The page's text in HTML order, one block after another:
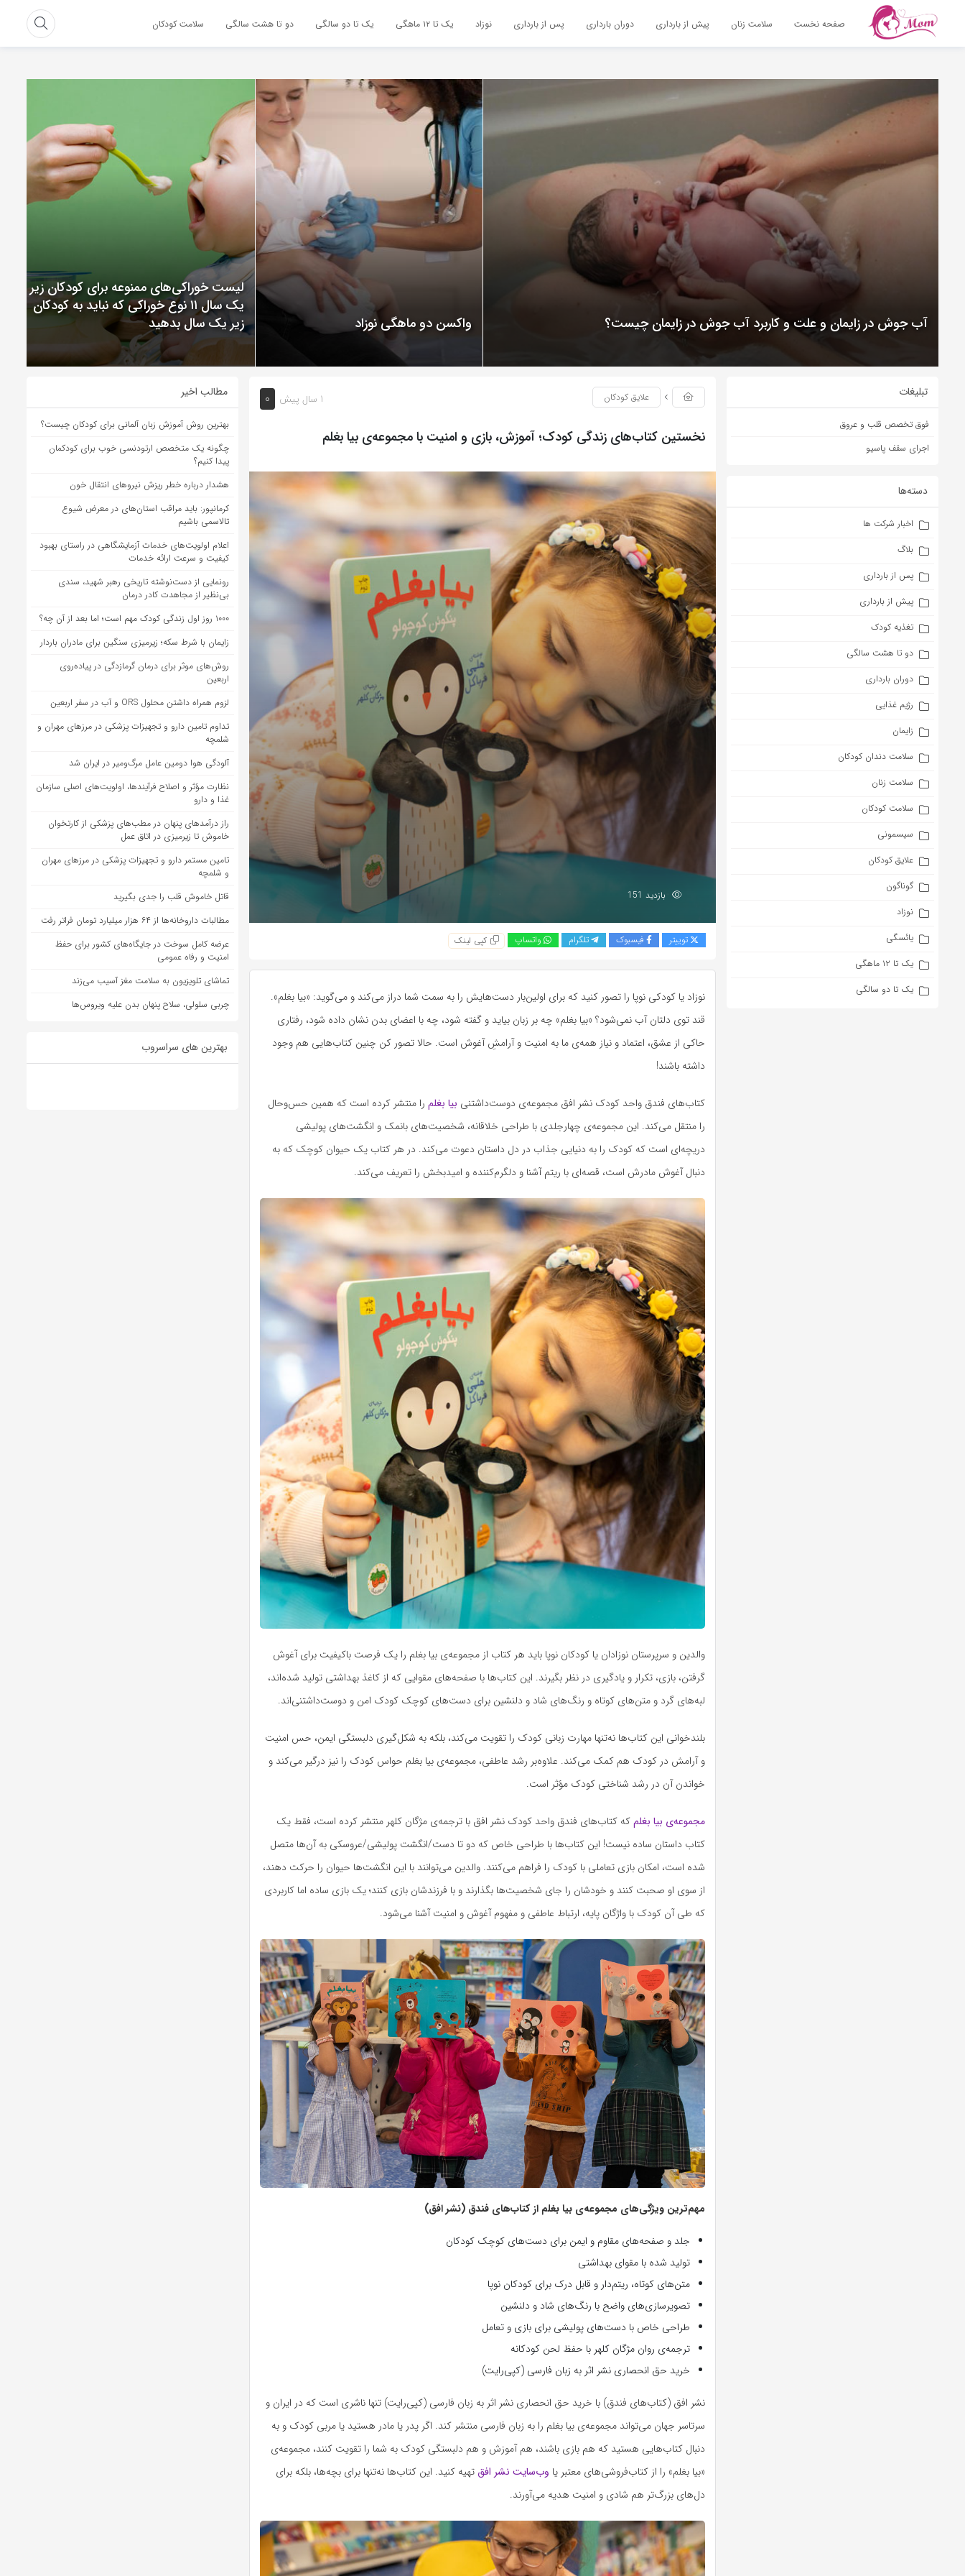
صفحه نخست سلامت زنان پیش از بارداری دوران بارداری پس از بارداری نوزاد یک تا ۱۲ ماهگی یک تا دو سالگی دو تا هشت سالگی سلامت کودکان
آب جوش در زایمان و علت و کاربرد آب جوش در زایمان چیست؟ واکسن دو ماهگی نوزاد
لیست خوراکی‌های ممنوعه برای کودکان زیر
یک سال ۱۱ نوع خوراکی که نباید به کودکان
زیر یک سال بدهید
تبلیغات
فوق تخصص قلب و عروق
اجرای سقف پاسیو
دسته‌ها
اخبار شرکت ها
بلاگ
پس از بارداری
پیش از بارداری
تغذیه کودک
دو تا هشت سالگی
دوران بارداری
رژیم غذایی
زایمان
سلامت دندان کودکان
سلامت زنان
سلامت کودکان
سیسمونی
علایق کودکان
گوناگون
نوزاد
یائسگی
یک تا ۱۲ ماهگی
یک تا دو سالگی
1 سال پیش ۰ علایق کودکان
نخستین کتاب‌های زندگی کودک؛ آموزش، بازی و امنیت با مجموعه‌ی بیا بغلم
بازدید 151
توییتر فیسبوک تلگرام واتساپ کپی لینک
نوزاد یا کودکی نوپا را تصور کنید که برای اولین‌بار دست‌هایش را به سمت شما دراز می‌کند و می‌گوید: «بیا بغلم».
قند توی دلتان آب نمی‌شود؟ «بیا بغلم» چه بر زبان بیاید و گفته شود، چه با اعضای بدن نشان داده شود، رفتاری
حاکی از عشق، اعتماد و نیاز همه‌ی ما به امنیت و آرامشِ آغوش است. حالا تصور کن چنین کتاب‌هایی هم وجود
داشته باشند!
کتاب‌های فندق واحد کودک نشر افق مجموعه‌ی دوست‌داشتنی بیا بغلم را منتشر کرده است که همین حس‌وحال
را منتقل می‌کند. این مجموعه‌ی چهارجلدی با طراحی خلاقانه، شخصیت‌های بانمک و انگشت‌های پولیشی
دریچه‌ای است که کودک را به دنیایی جذاب در دل داستان دعوت می‌کند. در هر کتاب یک حیوان کوچک که به
دنبال آغوش مادرش است، قصه‌ای با ریتم آشنا و دلگرم‌کننده و امیدبخش را تعریف می‌‌کند.
والدین و سرپرستان نوزادان یا کودکان نوپا باید هر کتاب از مجموعه‌ی بیا بغلم را یک فرصت باکیفیت برای آغوش
گرفتن، بازی، تکرار و یادگیری در نظر بگیرند. این کتاب‌ها با صفحه‌های مقوایی که از کاغذ بهداشتی تولید شده‌اند،
لبه‌های گرد و متن‌های کوتاه و رنگ‌های شاد و دلنشین برای دست‌های کوچک کودک امن و دوست‌داشتنی‌اند.
بلندخوانی این کتاب‌ها نه‌تنها مهارت زبانی کودک را تقویت می‌کند، بلکه به شکل‌گیری دلبستگی ایمن، حس امنیت
و آرامش در کودک هم کمک می‌کند. علاوه‌بر رشد عاطفی، مجموعه‌ی بیا بغلم حواس کودک را نیز درگیر می‌کند و
خواندن آن در رشد شناختی کودک مؤثر است.
مجموعه‌ی بیا بغلمکه کتاب‌های فندق واحد کودک نشر افق با ترجمه‌ی مژگان کلهر منتشر کرده است، فقط یک
کتاب داستان ساده نیست! این کتاب‌ها با طراحی خاص که دو تا دست/انگشت پولیشی/‌عروسکی به آن‌ها متصل
شده است، امکان بازی تعاملی با کودک را فراهم می‌کنند. والدین می‌توانند با این انگشت‌ها حیوان را حرکت دهند،
از سوی او صحبت کنند و خودشان را جای شخصیت‌ها بگذارند و با فرزندشان بازی کنند؛ یک بازی ساده اما کاربردی
که طی آن کودک با واژگان پایه، ارتباط عاطفی و مفهوم آغوش و امنیت آشنا می‌شود.
مهم‌ترین ویژگی‌های مجموعه‌ی بیا بغلم از کتاب‌های فندق (نشر افق)
جلد و صفحه‌های مقاوم و ایمن برای دست‌های کوچک کودکان
تولید شده با مقوای بهداشتی
متن‌های کوتاه، ریتم‌دار و قابل درک برای کودکان نوپا
تصویرسازی‌های واضح با رنگ‌های شاد و دلنشین
طراحی خاص با دست‌های پولیشی برای بازی و تعامل
ترجمه‌ی روان مژگان کلهر با حفظ لحن کودکانه
خرید حق انحصاری نشر اثر به زبان فارسی (کپی‌رایت)
نشر افق (کتاب‌های فندق) با خرید حق انحصاری نشر اثر به زبان فارسی (کپی‌رایت) تنها ناشری است که در ایران و
سرتاسر جهان می‌تواند مجموعه‌ی بیا بغلم را به زبان فارسی منتشر کند. اگر پدر یا مادر هستید یا مربی کودک و به
دنبال کتاب‌هایی هستید که هم بازی باشند، هم آموزش و هم دلبستگی کودک به شما را تقویت کنند، مجموعه‌ی
«بیا بغلم» را از کتاب‌فروشی‌های معتبر یا وب‌سایت نشر افق تهیه کنید. این کتاب‌ها نه‌تنها برای بچه‌ها، بلکه برای
دل‌های بزرگ‌تر هم شادی و امنیت هدیه می‌آورند.
مطالب اخیر
بهترین روش آموزش زبان آلمانی برای کودکان چیست؟
چگونه یک متخصص ارتودنسی خوب برای کودکمان
پیدا کنیم؟
هشدار درباره خطر ریزش نیروهای انتقال خون
کرمانپور: باید مراقب استان‌های در معرض شیوع
تالاسمی باشیم
اعلام اولویت‌های خدمات آزمایشگاهی در راستای بهبود
کیفیت و سرعت ارائه خدمات
رونمایی از دست‌نوشته تاریخی رهبر شهید، سندی
بی‌نظیر از مجاهدت کادر درمان
۱۰۰۰ روز اول زندگی کودک مهم است؛ اما بعد از آن چه؟
زایمان با شرط سکه؛ زیرمیزی سنگین برای مادران باردار
روش‌های موثر برای درمان گرمازدگی در پیاده‌روی
اربعین
لزوم همراه داشتن محلول ORS و آب در سفر اربعین
تداوم تامین دارو و تجهیزات پزشکی در مرزهای مهران و
شلمچه
آلودگی هوا دومین عامل مرگ‌ومیر در ایران شد
نظارت مؤثر و اصلاح فرآیندها، اولویت‌های اصلی سازمان
غذا و دارو
راز درآمدهای پنهان در مطب‌های پزشکی از کارتخوان
خاموش تا زیرمیزی در اتاق عمل
تامین مستمر دارو و تجهیزات پزشکی در مرزهای مهران
و شلمچه
قاتل خاموش قلب را جدی بگیرید
مطالبات داروخانه‌ها از ۶۴ هزار میلیارد تومان فراتر رفت
عرضه کامل سوخت در جایگاه‌های کشور برای حفظ
امنیت و رفاه عمومی
تماشای تلویزیون به سلامت مغز آسیب می‌زند
چربی سلولی، سلاح پنهان بدن علیه ویروس‌ها
بهترین های سراسروب